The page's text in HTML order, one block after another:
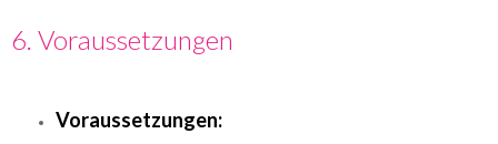
6. Voraussetzungen
Voraussetzungen: